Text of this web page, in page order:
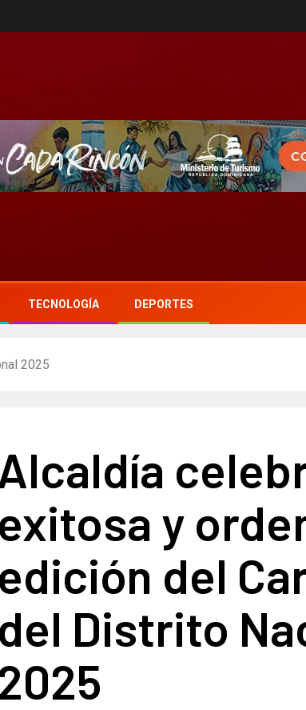
TECNOLOGÍA DEPORTES
2025
exitosa y
edición del
del Distrito
2025